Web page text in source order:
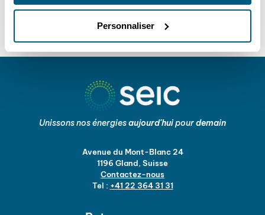
Personnaliser
contactez-nous
Unissons nos énergiesaujourd'huipourdemain
Avenue du Mont-Blanc 24
1196 Gland, Suisse
Contactez-nous
Tel : +41 22 364 31 31